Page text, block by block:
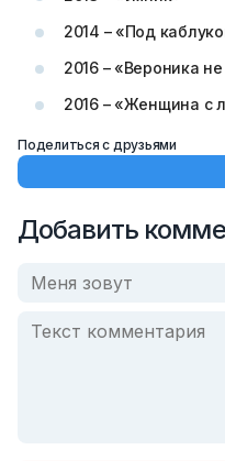
2014 – «Под
2016 – «Вероника
2016 – «Женщина с
Поделиться с друзьями
Добавить